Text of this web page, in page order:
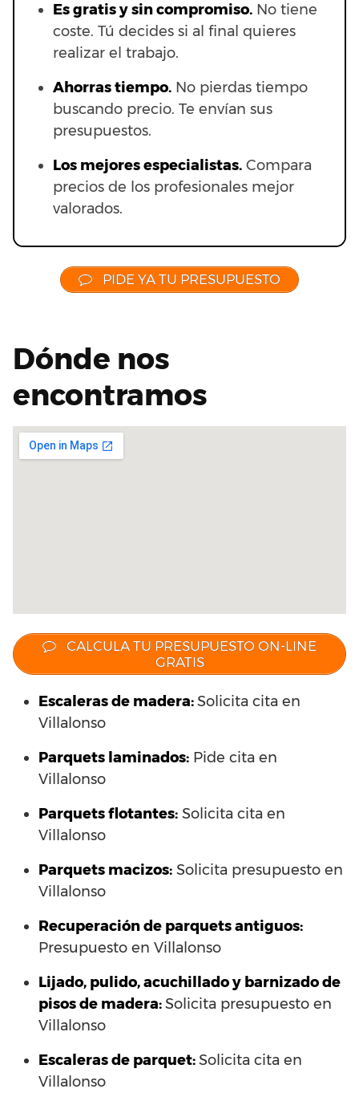
Es gratis y sin compromiso. No tiene
coste. Tú decides si al final quieres
realizar el trabajo.
Ahorras tiempo. No pierdas tiempo
buscando precio. Te envían sus
presupuestos.
Los mejores especialistas. Compara
precios de los profesionales mejor
valorados.
PIDE YA TU PRESUPUESTO
Dónde nos
encontramos
CALCULA TU PRESUPUESTO ON-LINE
GRATIS
Escaleras de madera:Solicita cita en
Villalonso
Parquets laminados: Pide cita en
Villalonso
Parquets flotantes: Solicita cita en
Villalonso
Parquets macizos: Solicita presupuesto en
Villalonso
Recuperación de parquets antiguos:
Presupuesto en Villalonso
Lijado, pulido, acuchillado y barnizado de
pisos de madera:Solicita presupuesto en
Villalonso
Escaleras de parquet:Solicita cita en
Villalonso